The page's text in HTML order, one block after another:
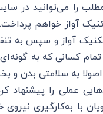
را می‌توانید در
آواز خواهم
آواز و سپس به
کسانی که به گونه‌ای
به سلامتی بدن
عملی را پیشنهاد
با به‌کارگیری